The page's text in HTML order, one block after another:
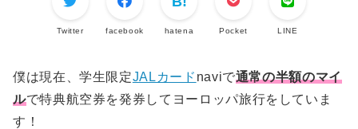
Twitter facebook hatena Pocket LINE
僕は現在、学生限定JALカード naviで通常の半額のマイ
ルで特典航空券を発券してヨーロッパ旅行をしていま
す！